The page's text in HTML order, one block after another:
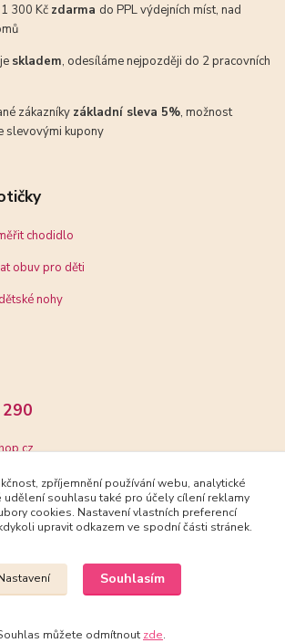
300 Kč zdarma do PPL výdejních míst, nad
skladem, odesíláme nejpozději do 2 pracovních
zákazníky základní sleva 5%, možnost
slevovými kupony
chodidlo
obuv pro děti
nohy
Upravit sběr cookies.
2018-2025 HopHopShop.cz
zpříjemnění používání webu, analytické
udělení souhlasu také pro účely cílení reklamy
cookies. Nastavení vlastních preferencí
upravit odkazem ve spodní části stránek.
Souhlasím
můžete odmítnout zde.